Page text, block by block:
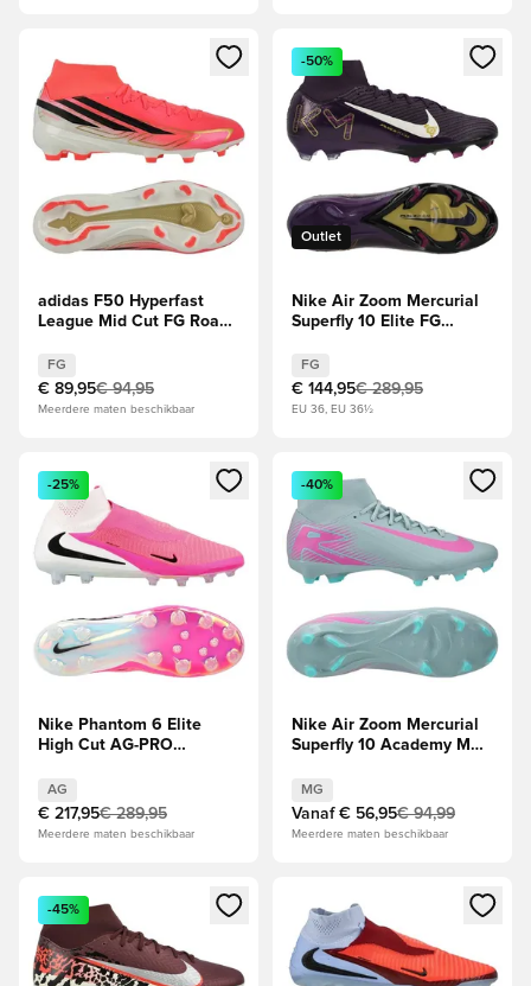
Opent een venster om in te loggen of je aan te melden als
adidas F50 Hyperfast
League Mid Cut FG Road
Turbo/Zwart/Goud
FG
€ 89,95€ 94,95
Meerdere maten beschikbaar
Opent een venster om in te
Outlet
-50%
Nike Air Zoom Mercurial
Superfly 10 Elite FG
Paars/Wit
FG
€ 144,95€ 289,95
EU 36, EU 36½
Opent een venster om in te loggen of je aan te melden als
-25%
Nike Phantom 6 Elite
High Cut AG-PRO
Roze/Wit/Zwart
AG
€ 217,95€ 289,95
Meerdere maten beschikbaar
Opent een venster om in te
-40%
Nike Air Zoom Mercurial
Superfly 10 Academy MG
MG
Vanaf € 56,95€ 94,99
Meerdere maten beschikbaar
Opent een venster om in te loggen of je aan te melden als
-45%
Opent een venster om in te